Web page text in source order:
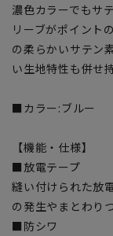
濃色カラーでもサ
リーブがポイント
の柔らかいサテン
い生地特性も併せ
■カラー:ブルー
【機能・仕様】
■放電テープ
縫い付けられた放
の発生やまとわり
■防シワ